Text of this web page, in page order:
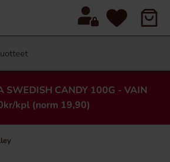
SWEDISH CANDY 100G - VAIN
kpl (norm 19,90)